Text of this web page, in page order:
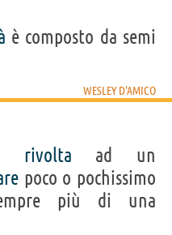
è composto da semi
WESLEY D'AMICO
rivolta ad un
poco o pochissimo
più di una